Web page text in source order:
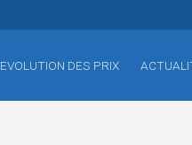
EVOLUTION DES PRIX